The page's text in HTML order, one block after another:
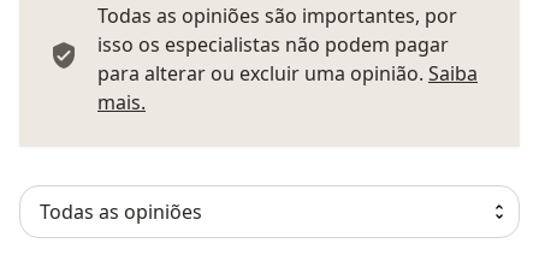
Todas as opiniões são importantes, por
isso os especialistas não podem pagar
para alterar ou excluir uma opinião. Saiba
mais.